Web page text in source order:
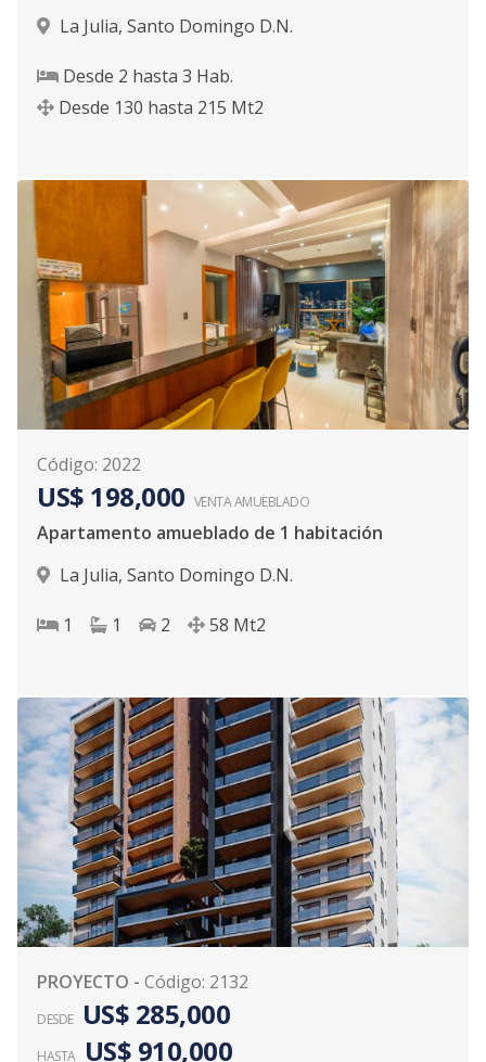
La Julia, Santo Domingo D.N.
Desde 2 hasta 3 Hab.
Desde 130 hasta 215 Mt2
Código: 2022
US$ 198,000 VENTA AMUEBLADO
Apartamento amueblado de 1 habitación
La Julia, Santo Domingo D.N.
1 1 2 58 Mt2
PROYECTO - Código: 2132
DESDE US$ 285,000
HASTA US$ 910,000